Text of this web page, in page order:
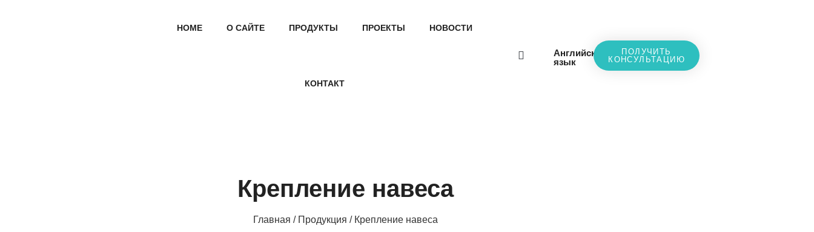
HOME О САЙТЕ ПРОДУКТЫ ПРОЕКТЫ НОВОСТИ
КОНТАКТ
Английский
язык
ПОЛУЧИТЬ
КОНСУЛЬТАЦИЮ
Крепление навеса
Главная / Продукция / Крепление навеса